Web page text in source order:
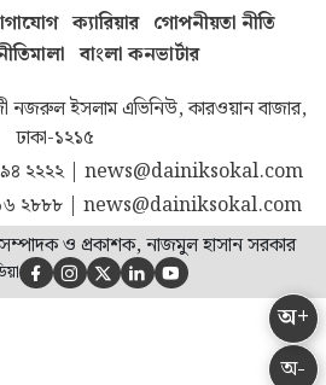
অ-
অ+
ক্যারিয়ার গোপনীয়তা নীতি
বাংলা কনভার্টার
নজরুল ইসলাম এভিনিউ, কারওয়ান বাজার,
ঢাকা-১২১৫
২২২২| news@dainiksokal.com
২৮৮৮| news@dainiksokal.com
সম্পাদক ও প্রকাশক, নাজমুল হাসান সরকার
    